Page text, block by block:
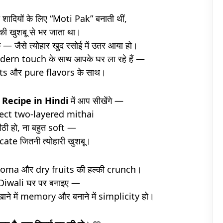
के लिए “Moti Pak” बनाती थीं,
खुशबू से भर जाता था।
जैसे त्योहार खुद रसोई में उतर आया हो।
touch के साथ आपके घर ला रहे हैं —
और pure flavors के साथ।
in Hindiमें आप सीखेंगे —
two-layered mithai
हो, ना बहुत soft —
जितनी त्योहारी खुशबू।
और dry fruits की हल्की crunch।
घर पर बनाइए —
में memory और बनाने में simplicity हो।